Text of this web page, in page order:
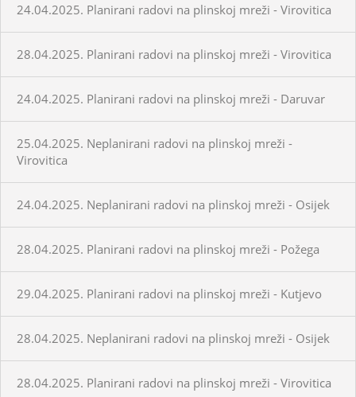
24.04.2025. Planirani radovi na plinskoj mreži - Virovitica
28.04.2025. Planirani radovi na plinskoj mreži - Virovitica
24.04.2025. Planirani radovi na plinskoj mreži - Daruvar
25.04.2025. Neplanirani radovi na plinskoj mreži -
Virovitica
24.04.2025. Neplanirani radovi na plinskoj mreži - Osijek
28.04.2025. Planirani radovi na plinskoj mreži - Požega
29.04.2025. Planirani radovi na plinskoj mreži - Kutjevo
28.04.2025. Neplanirani radovi na plinskoj mreži - Osijek
28.04.2025. Planirani radovi na plinskoj mreži - Virovitica